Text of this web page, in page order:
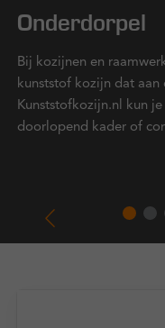
Onderdorpel
Bij kozijnen en
kunststof kozijn dat
Kunststofkozijn.nl kun
doorlopend kader of